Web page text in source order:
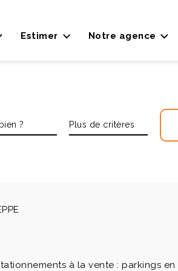
Estimer Notre agence
à la vente : parkings